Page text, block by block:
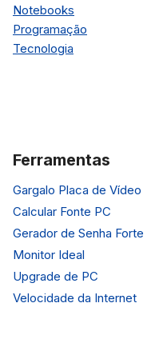
Notebooks
Programação
Tecnologia
Ferramentas
Gargalo Placa de Vídeo
Calcular Fonte PC
Gerador de Senha Forte
Monitor Ideal
Upgrade de PC
Velocidade da Internet